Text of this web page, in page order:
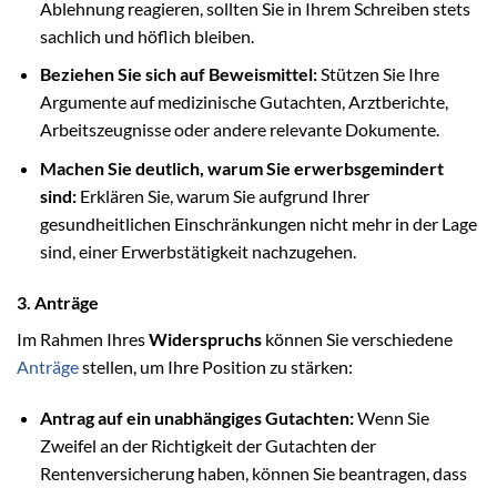
Ablehnung reagieren, sollten Sie in Ihrem Schreiben stets
sachlich und höflich bleiben.
Beziehen Sie sich auf Beweismittel:Stützen Sie Ihre
Argumente auf medizinische Gutachten, Arztberichte,
Arbeitszeugnisse oder andere relevante Dokumente.
Machen Sie deutlich, warum Sie erwerbsgemindert
sind:Erklären Sie, warum Sie aufgrund Ihrer
gesundheitlichen Einschränkungen nicht mehr in der Lage
sind, einer Erwerbstätigkeit nachzugehen.
3. Anträge
Im Rahmen IhresWiderspruchs können Sie verschiedene
Anträgestellen, um Ihre Position zu stärken:
Antrag auf ein unabhängiges Gutachten:Wenn Sie
Zweifel an der Richtigkeit der Gutachten der
Rentenversicherung haben, können Sie beantragen, dass